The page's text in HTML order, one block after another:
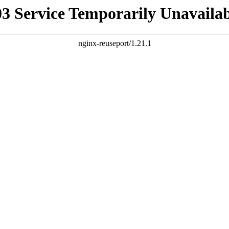
Service Temporarily
nginx-reuseport/1.21.1